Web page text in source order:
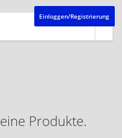
Einloggen/Registrierung
Produkte.